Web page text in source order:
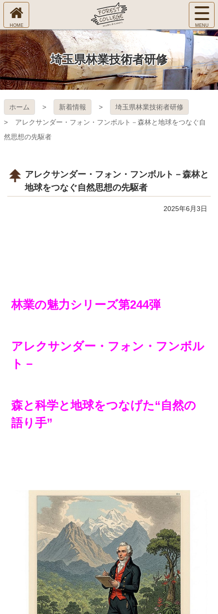
コ
テ
ン
ツ
本
文
へ
ス
プ
埼玉県林業技術者研修
ホーム 新着情報
埼玉県林業技術者研修
アレクサンダー・フォン・フンボルト－森林と地球をつなぐ自
然思想の先駆者
アレクサンダー・フォン・フンボルト－森林と
地球をつなぐ自然思想の先駆者
2025年6月3日
林業の魅力シリーズ第244弾
アレクサンダー・フォン・フンボル
ト－
森と科学と地球をつなげた“自然の
語り手”
㈱Ｆ
ＯＲ
ＥＳ
Ｔ Ｃ
ＯＬ
ＧＥ
ホ
ー
ム
へ
サ
イ
ト
ュ
ー
を
開